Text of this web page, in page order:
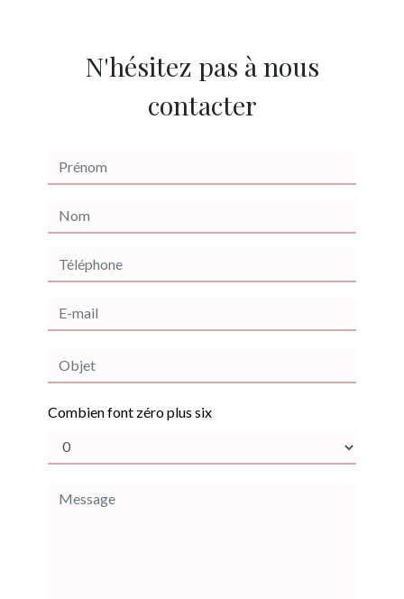
N'hésitez pas à nous
contacter
Combien font zéro plus six